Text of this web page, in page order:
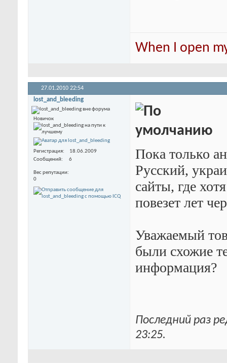
When I open
27.01.2010 22:54
lost_and_bleeding
Новичок
Регистрация
18.06.2009
Сообщений
6
Вес репутации
0
Пока только
Русский,
сайты, где
повезет лет
Уважаемый
были схожие
информация?
Последний раз
23:25.